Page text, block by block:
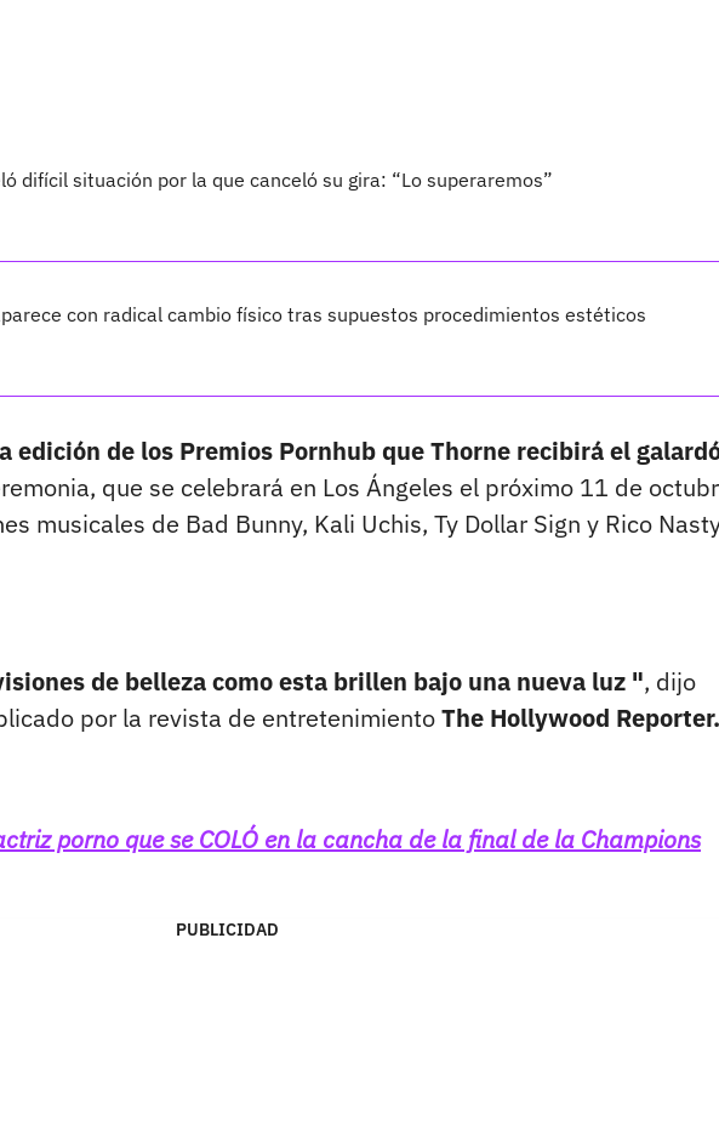
difícil situación por la que canceló su gira: “Lo superaremos”
con radical cambio físico tras supuestos procedimientos estéticos
edición de los Premios Pornhub que Thorne recibirá el
que se celebrará en Los Ángeles el próximo 11 de
musicales de Bad Bunny, Kali Uchis, Ty Dollar Sign y Rico
de belleza como esta brillen bajo una nueva luz ", dijo
por la revista de entretenimientoThe Hollywood Reporter.
porno que se COLÓ en la cancha de la final de la Champions
PUBLICIDAD